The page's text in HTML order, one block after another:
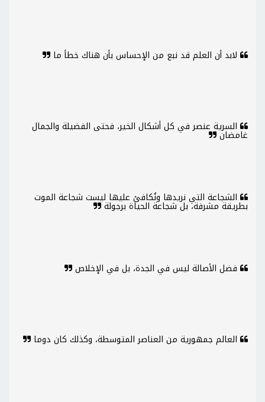
لابد أن العلم قد نبع من الإحساس بأن هناك خطأ ما
السرية عنصر في كل أشكال الخير، فحتى الفضيلة والجمال
غامضان
الشجاعة التي نريدها ونُكافئ عليها ليست شجاعة الموت
بطريقة مشرفة، بل شجاعة الحياة برجولة
فضل الأصالة ليس في الجدة، بل في الإخلاص
العالم جمهورية من العناصر المتوسطة، وكذلك كان دوما